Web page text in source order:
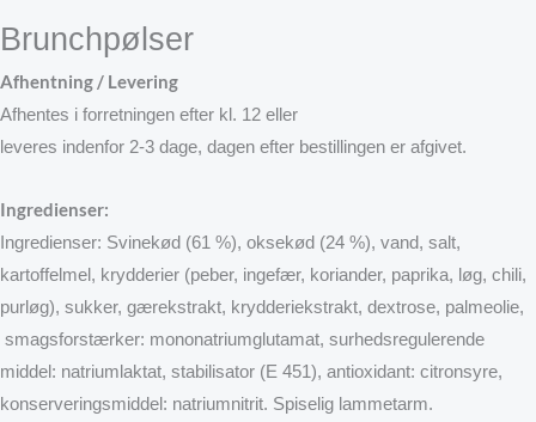
Brunchpølser
Afhentning / Levering
Afhentes i forretningen efter kl. 12 eller
leveres indenfor 2-3 dage, dagen efter bestillingen er afgivet.
Ingredienser:
Ingredienser: Svinekød (61 %), oksekød (24 %), vand, salt,
kartoffelmel, krydderier (peber, ingefær, koriander, paprika, løg, chili,
purløg), sukker, gærekstrakt, krydderiekstrakt, dextrose, palmeolie,
smagsforstærker: mononatriumglutamat, surhedsregulerende
middel: natriumlaktat, stabilisator (E 451), antioxidant: citronsyre,
konserveringsmiddel: natriumnitrit. Spiselig lammetarm.